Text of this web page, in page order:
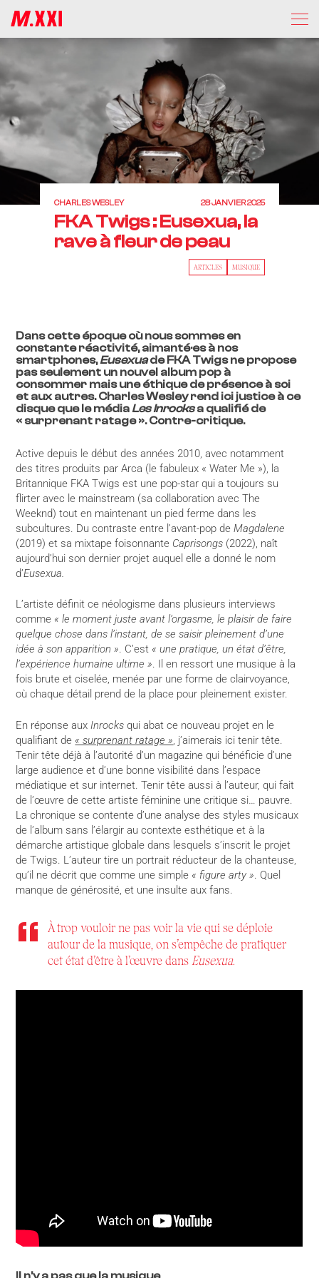
CHARLES WESLEY 28 JANVIER 2025
FKA Twigs : Eusexua, la
rave à fleur de peau
ARTICLES MUSIQUE
Dans cette époque où nous sommes en
constante réactivité, aimanté·es à nos
smartphones,Eusexuade FKA Twigs ne propose
pas seulement un nouvel album pop à
consommer mais une éthique de présence à soi
et aux autres. Charles Wesley rend ici justice à ce
disque que le médiaLes Inrocksa qualifié de
« surprenant ratage ». Contre-critique.
Active depuis le début des années 2010, avec notamment
des titres produits par Arca (le fabuleux « Water Me »), la
Britannique FKA Twigs est une pop-star qui a toujours su
flirter avec le mainstream (sa collaboration avec The
Weeknd) tout en maintenant un pied ferme dans les
subcultures. Du contraste entre l’avant-pop deMagdalene
(2019) et sa mixtape foisonnante Caprisongs (2022), naît
aujourd’hui son dernier projet auquel elle a donné le nom
d’Eusexua.
L’artiste définit ce néologisme dans plusieurs interviews
comme « le moment juste avant l’orgasme, le plaisir de faire
quelque chose dans l’instant, de se saisir pleinement d’une
idée à son apparition ». C’est « une pratique, un état d’être,
l’expérience humaine ultime ». Il en ressort une musique à la
fois brute et ciselée, menée par une forme de clairvoyance,
où chaque détail prend de la place pour pleinement exister.
En réponse auxInrocks qui abat ce nouveau projet en le
qualifiant de « surprenant ratage », j’aimerais ici tenir tête.
Tenir tête déjà à l’autorité d’un magazine qui bénéficie d’une
large audience et d’une bonne visibilité dans l’espace
médiatique et sur internet. Tenir tête aussi à l’auteur, qui fait
de l’œuvre de cette artiste féminine une critique si… pauvre.
La chronique se contente d’une analyse des styles musicaux
de l’album sans l’élargir au contexte esthétique et à la
démarche artistique globale dans lesquels s’inscrit le projet
de Twigs. L’auteur tire un portrait réducteur de la chanteuse,
qu’il ne décrit que comme une simple « figure arty ». Quel
manque de générosité, et une insulte aux fans.
À trop vouloir ne pas voir la vie qui se déploie
autour de la musique, on s’empêche de pratiquer
cet état d’être à l’œuvre dans Eusexua.